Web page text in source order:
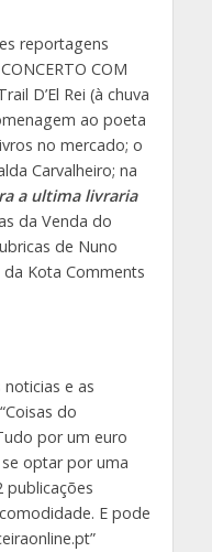
reportagens
COM
D’El Rei (à chuva
ao poeta
no mercado; o
Carvalheiro; na
a ultima livraria
da Venda do
de Nuno
da Kota Comments
e as
do
por um euro
optar por uma
publicações
E pode